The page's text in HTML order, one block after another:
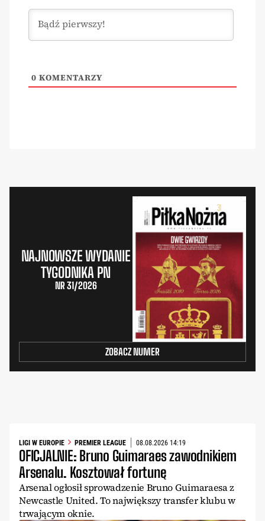
0 KOMENTARZY
NAJNOWSZE WYDANIE
TYGODNIKA PN
NR 31/2026
ZOBACZ NUMER
LIGI W EUROPIE PREMIER LEAGUE 08.08.2026 14:19
OFICJALNIE: Bruno Guimaraes zawodnikiem
Arsenalu. Kosztował fortunę
Arsenal ogłosił sprowadzenie Bruno Guimaraesa z
Newcastle United. To największy transfer klubu w
trwającym oknie.